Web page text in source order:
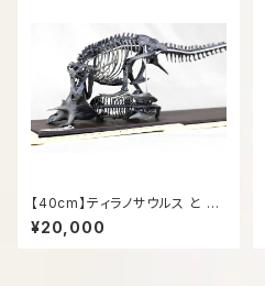
【40cm】ティラノサウルス と ト
リケラトプス 縮小全身骨格模型
【 恐竜 】
¥20,000